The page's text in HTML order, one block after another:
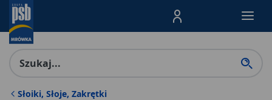
Menu Produktów,
Słoiki, Słoje, Zakrętki